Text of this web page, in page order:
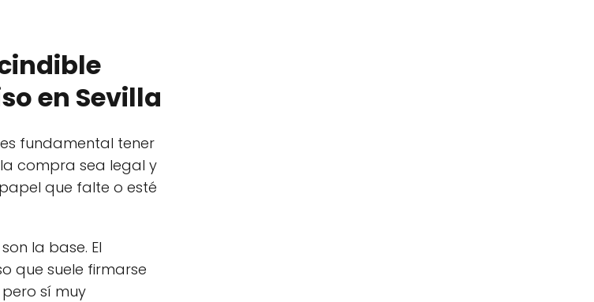
en Sevilla
fundamental tener
compra sea legal y
que falte o esté
la base. El
que suele firmarse
sí muy